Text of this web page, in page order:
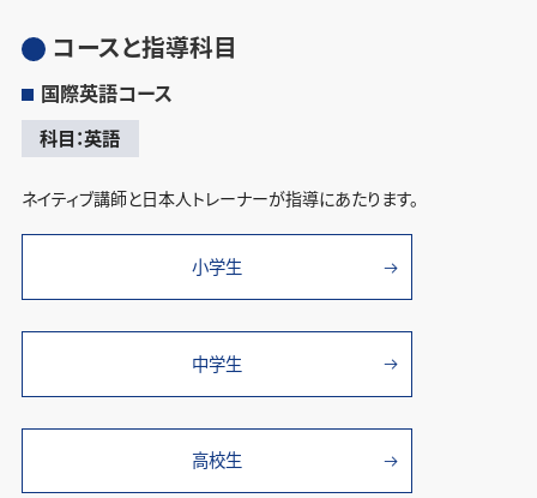
コースと指導科目
国際英語コース
科目：英語
ネイティブ講師と日本人トレーナーが指導にあたります。
小学生
中学生
高校生